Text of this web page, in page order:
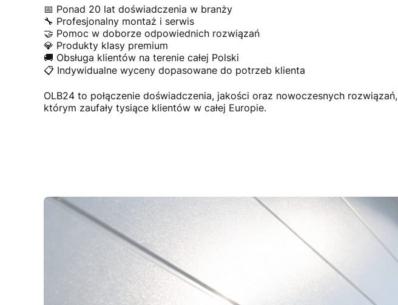
📅 Ponad 20 lat doświadczenia w branży
🔧 Profesjonalny montaż i serwis
🤝 Pomoc w doborze odpowiednich rozwiązań
💎 Produkty klasy premium
🚚 Obsługa klientów na terenie całej Polski
📋 Indywidualne wyceny dopasowane do potrzeb klienta
OLB24 to połączenie doświadczenia, jakości oraz nowoczesnych rozwiązań,
którym zaufały tysiące klientów w całej Europie.